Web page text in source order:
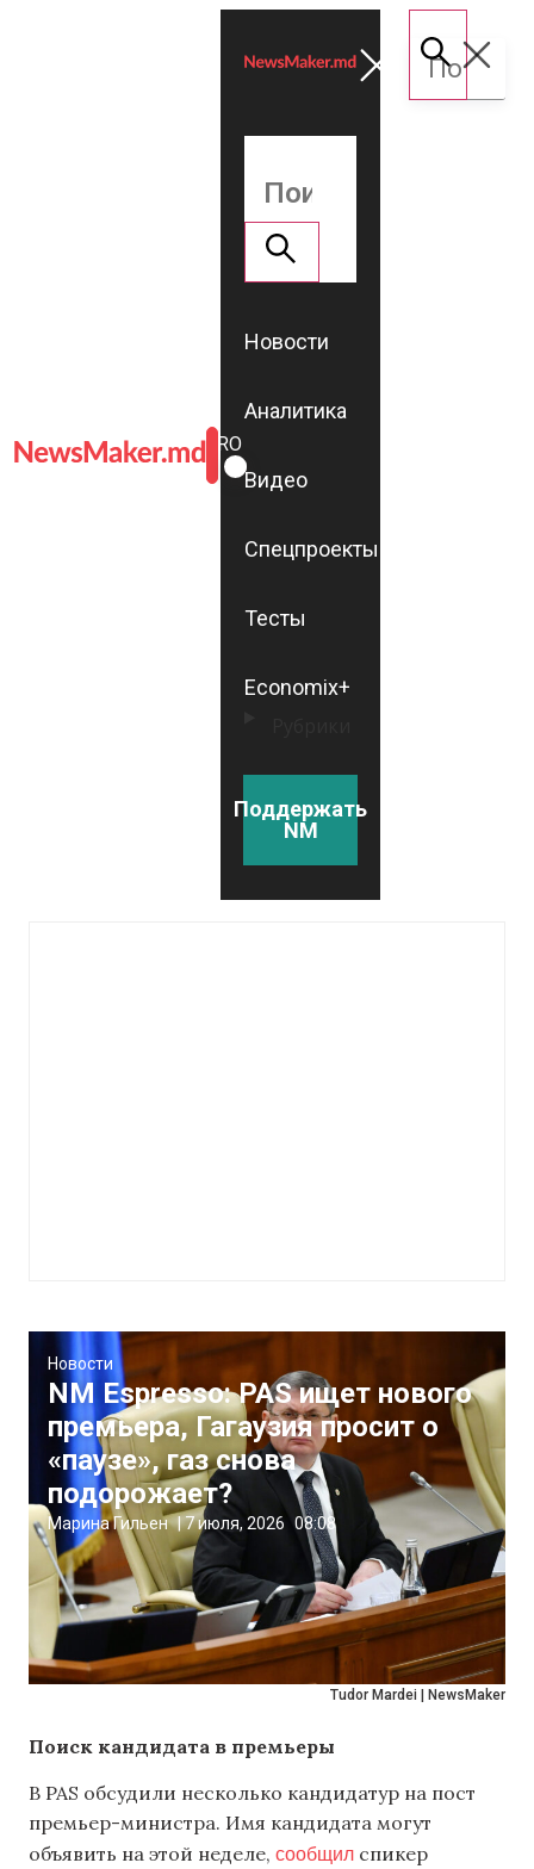
ROMÂNĂ
RU
Новости
Аналитика
Видео
Спецпроекты
Тесты
Economix+
Поддержать
NM
Tudor Mardei | NewsMaker
Новости
NM Espresso: PAS ищет нового
премьера, Гагаузия просит о
«паузе», газ снова
подорожает?
Марина Гильен |7 июля, 2026 08:08
Поиск кандидата в премьеры
В PAS обсудили несколько кандидатур на пост
премьер-министра. Имя кандидата могут
объявить на этой неделе, сообщил спикер